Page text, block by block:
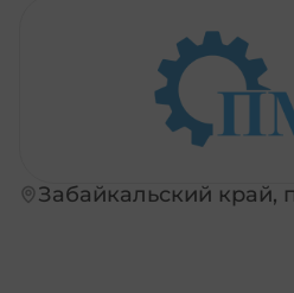
Забайкальский край,